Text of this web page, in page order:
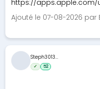
https://apps.apple.com/
Ajouté le 07-08-2026 par
Steph3013...
✓ 52